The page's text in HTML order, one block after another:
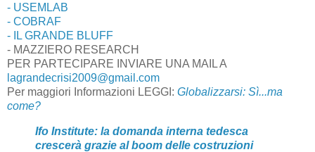
- USEMLAB
- COBRAF
- IL GRANDE BLUFF
- MAZZIERO RESEARCH
PER PARTECIPARE INVIARE UNA MAIL A
lagrandecrisi2009@gmail.com
Per maggiori Informazioni LEGGI: Globalizzarsi: Sì...ma
come?
Ifo Institute: la domanda interna tedesca
crescerà grazie al boom delle costruzioni